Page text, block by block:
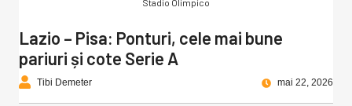
Lazio – Pisa: Ponturi, cele mai bune
pariuri și cote Serie A
Tibi Demeter mai 22, 2026